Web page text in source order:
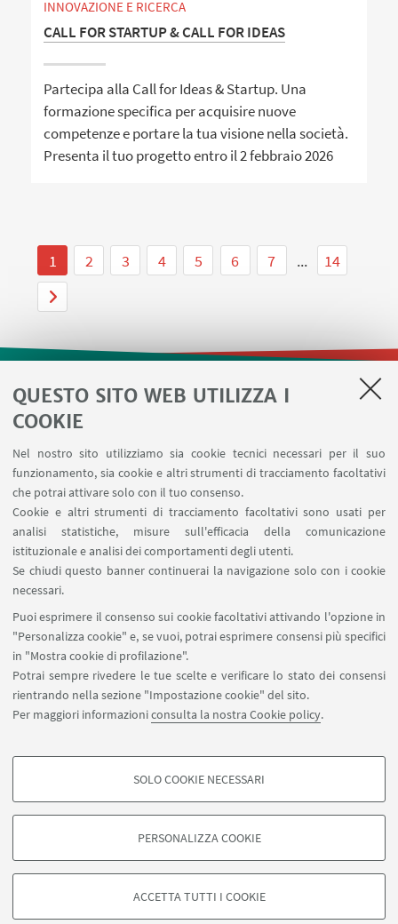
QUESTO SITO WEB UTILIZZA I
COOKIE
Nel nostro sito utilizziamo sia cookie tecnici necessari per il suo
funzionamento, sia cookie e altri strumenti di tracciamento facoltativi
che potrai attivare solo con il tuo consenso.
Cookie e altri strumenti di tracciamento facoltativi sono usati per
analisi statistiche, misure sull'efficacia della comunicazione
istituzionale e analisi dei comportamenti degli utenti.
Se chiudi questo banner continuerai la navigazione solo con i cookie
necessari.
Puoi esprimere il consenso sui cookie facoltativi attivando l'opzione in
"Personalizza cookie" e, se vuoi, potrai esprimere consensi più specifici
in "Mostra cookie di profilazione".
Potrai sempre rivedere le tue scelte e verificare lo stato dei consensi
rientrando nella sezione "Impostazione cookie" del sito.
Per maggiori informazioniconsulta la nostra Cookie policy.
COOKIE DI PROFILAZIONE - FACOLTATIVI
degli utenti, creare profili in base al loro comportamento sul sito, per analisi
di marketing.
Google/Youtube Video
SOLO COOKIE NECESSARI
PERSONALIZZA COOKIE
ACCETTA TUTTI I COOKIE
INNOVAZIONE E RICERCA
CALL FOR STARTUP & CALL FOR IDEAS
Partecipa alla Call for Ideas & Startup. Una
formazione specifica per acquisire nuove
competenze e portare la tua visione nella società.
Presenta il tuo progetto entro il 2 febbraio 2026
1 2 3 4 5 6 7 ... 14
LINK UTILI
Area riservata
Prenotazione risorse
SEGUI IL DIPARTIMENTO SU:
SEGUI UNIBO SU:
APP:
©Copyright 2026 - ALMA MATER STUDIORUM - Università di
Bologna - Via Zamboni, 33 - 40126 Bologna - PI: 01131710376 - CF:
80007010376
Privacy
Note legali
Informazioni sul sito e accessibilità
Impostazioni Cookie